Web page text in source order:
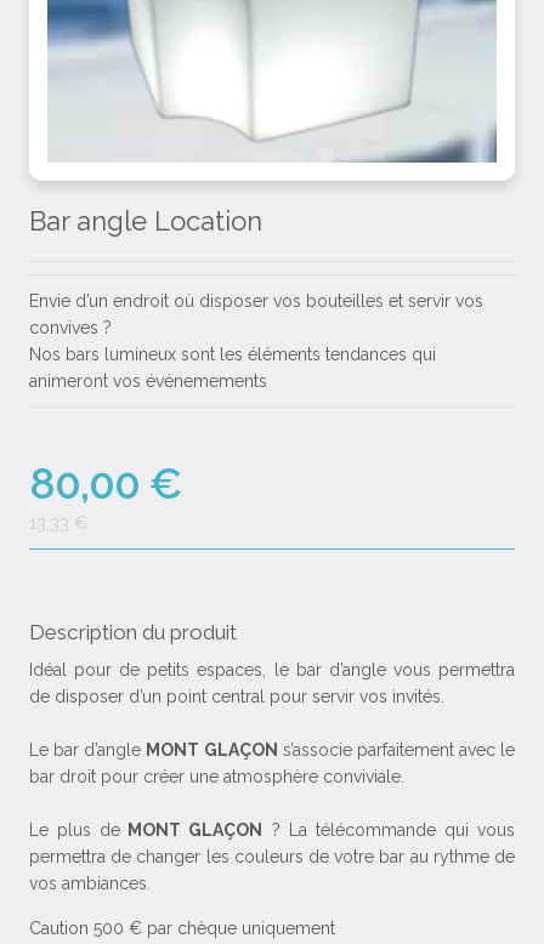
Bar angle Location
Envie d’un endroit où disposer vos bouteilles et servir vos
convives ?
Nos bars lumineux sont les éléments tendances qui
animeront vos événemements
80,00 €
13,33 €
Description du produit
Idéal pour de petits espaces, le bar d’angle vous permettra
de disposer d’un point central pour servir vos invités.
Le bar d’angle MONT GLAÇON s’associe parfaitement avec le
bar droit pour créer une atmosphère conviviale.
Le plus de MONT GLAÇON
? La télécommande qui vous
permettra de changer les couleurs de votre bar au rythme de
vos ambiances.
Caution 500 € par chèque uniquement